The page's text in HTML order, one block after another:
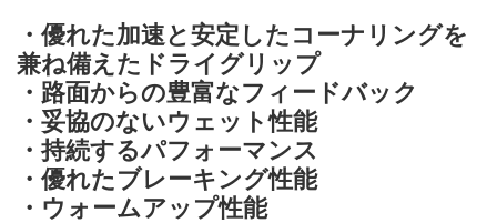
・優れた加速と安定したコーナリングを
兼ね備えたドライグリップ
・路面からの豊富なフィードバック
・妥協のないウェット性能
・持続するパフォーマンス
・優れたブレーキング性能
・ウォームアップ性能